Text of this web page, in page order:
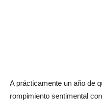
A prácticamente un año de
rompimiento sentimental